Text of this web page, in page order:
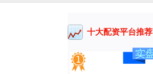
十大配资平台推荐